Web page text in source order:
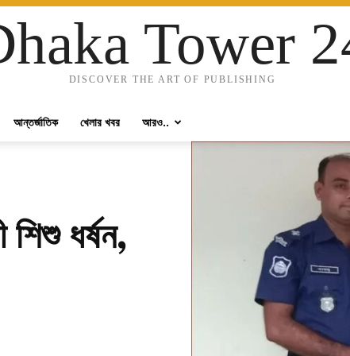
Tower
DISCOVER THE ART OF PUBLISHING
আন্তর্জাতিক খেলার খবর আরও..
ধর্ষন,